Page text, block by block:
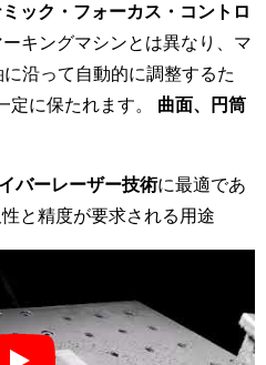
ック・フォーカス・コントロ
キングマシンとは異なり、マ
沿って自動的に調整するた
定に保たれます。 曲面、円筒
バーレーザー技術に最適であ
と精度が要求される用途